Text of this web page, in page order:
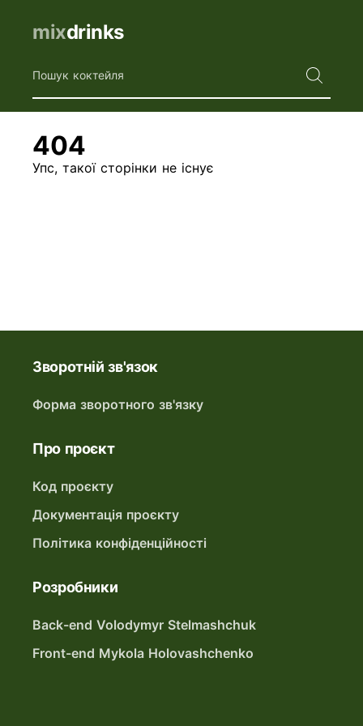
mixdrinks
Пошук коктейля
404
Упс, такої сторінки не існує
Зворотній зв'язок
Форма зворотного зв'язку
Про проєкт
Код проєкту
Документація проєкту
Політика конфіденційності
Розробники
Back-end Volodymyr Stelmashchuk
Front-end Mykola Holovashchenko